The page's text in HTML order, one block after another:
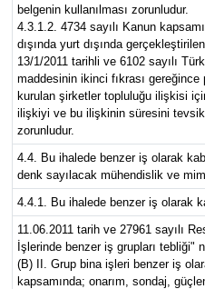
belgenin kullanılması zorunludur.
4.3.1.2. 4734 sayılı Kanun
dışında yurt dışında
13/1/2011 tarihli ve 6102 sayılı
maddesinin ikinci fıkrası
kurulan şirketler topluluğu ilişkisi
ilişkiyi ve bu ilişkinin süresini
zorunludur.
4.4. Bu ihalede benzer iş olarak
denk sayılacak mühendislik ve
4.4.1. Bu ihalede benzer iş olarak
11.06.2011 tarih ve 27961 sayılı
İşlerinde benzer iş grupları
(B) II. Grup bina işleri benzer iş
kapsamında; onarım, sondaj,